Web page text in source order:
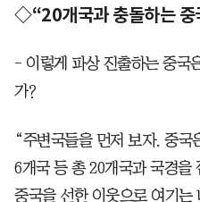
◇“20개국과 충돌하는 중
- 이렇게 파상 진출하는 중국
가?
“주변국들을 먼저 보자. 중
6개국 등 총 20개국과 국경을
중국을 선한 이웃으로 여기는